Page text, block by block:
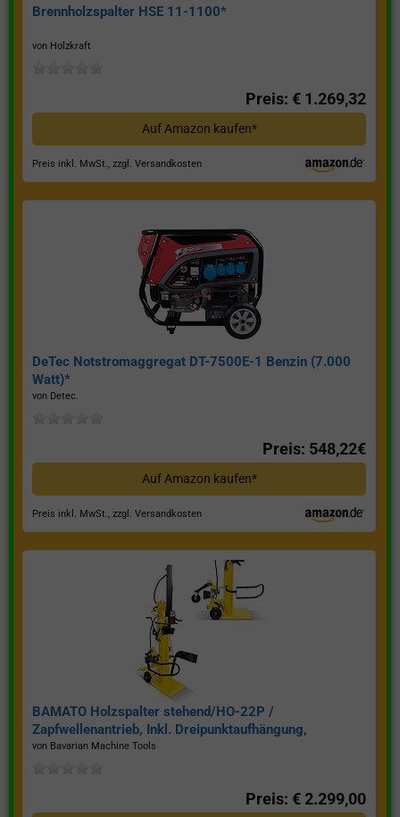
Brennholzspalter HSE 11-1100*
von Holzkraft
Preis: € 1.269,32
Auf Amazon kaufen*
Preis inkl. MwSt., zzgl. Versandkosten
DeTec Notstromaggregat DT-7500E-1 Benzin (7.000
Watt)*
von Detec.
Preis: 548,22€
Auf Amazon kaufen*
Preis inkl. MwSt., zzgl. Versandkosten
BAMATO Holzspalter stehend/HO-22P /
Zapfwellenantrieb, Inkl. Dreipunktaufhängung,
Spaltkraft 22 Tonnen*
von Bavarian Machine Tools
Preis: € 2.299,00